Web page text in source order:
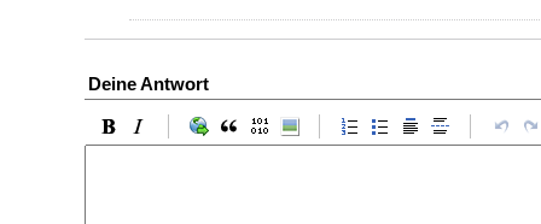
Deine Antwort